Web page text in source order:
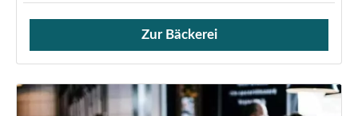
Verkauf von Brötchen,
Zur Bäckerei